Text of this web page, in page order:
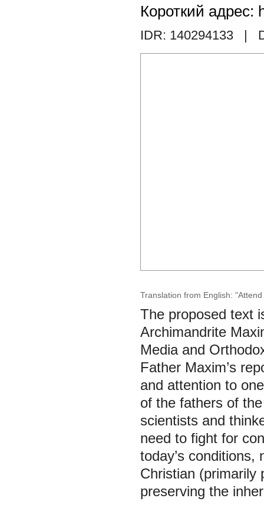
Короткий адрес:
IDR: 140294133 |
Translation from English:
The proposed text
Archimandrite
Media and
Father Maxim’s
and attention to
of the fathers of
scientists and
need to fight for
today’s
Christian (primarily
preserving the